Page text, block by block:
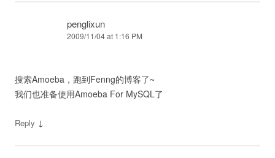
penglixun
2009/11/04 at 1:16 PM
搜索Amoeba，跑到Fenng的博客了~
我们也准备使用Amoeba For MySQL了
Reply ↓